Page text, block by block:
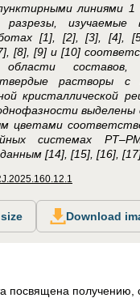
линиями 1
разрезы, изучаемые
[1], [2], [3], [4],
[8], [9] и [10]
области
растворы с
кристаллической
выделены
цветами
системах
[14], [15], [16],
Download
посвящена получению,